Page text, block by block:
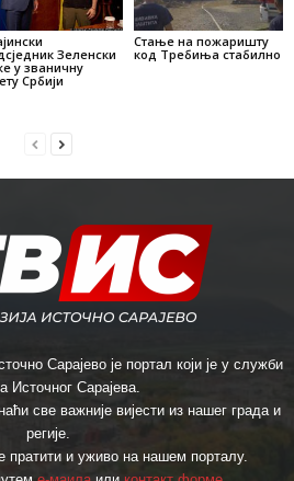
Зеленски
у званичну
Србији
Стање на пожаришту
код Требиња стабилно
Сарајево је портал који је у служби
Источног Сарајева.
све важније вијести из нашег града и
регије.
пратити и уживо на нашем порталу.